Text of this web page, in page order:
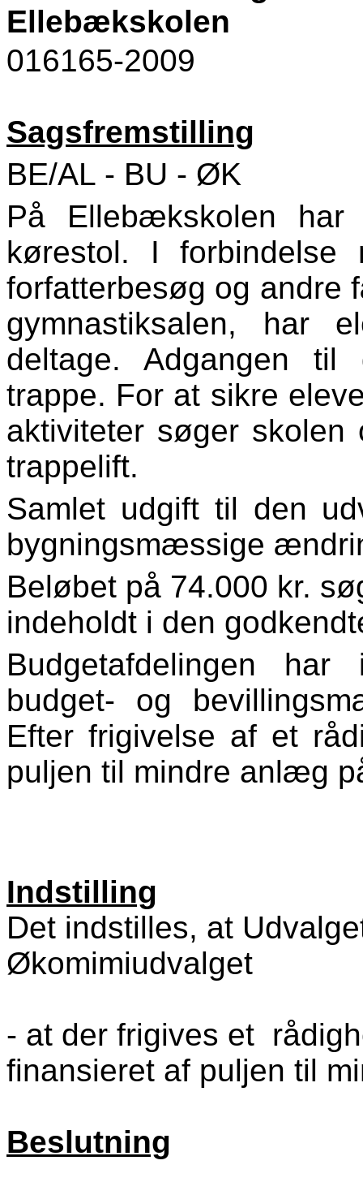
Ellebækskolen
016165-2009
Sagsfremstilling
BE/AL - BU - ØK
På Ellebækskolen
kørestol. I forbindelse
forfatterbesøg og andre
gymnastiksalen, har
deltage. Adgangen til
trappe. For at sikre
aktiviteter søger skolen
trappelift.
Samlet udgift til den
bygningsmæssige
Beløbet på 74.000 kr.
indeholdt i den
Budgetafdelingen
budget- og
Efter frigivelse af et
puljen til mindre anlæg
Indstilling
Det indstilles, at
Økomimiudvalget
- at der frigives et
finansieret af puljen til
Beslutning